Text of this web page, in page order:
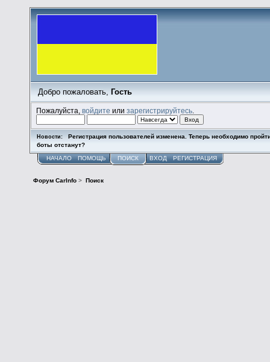
Добро пожаловать, Гость
Пожалуйста,войдите илизарегистрируйтесь
Новости:
Регистрация пользователей изменена. Теперь необходимо
боты отстанут?
НАЧАЛО ПОМОЩЬ ПОИСК ВХОД РЕГИСТРАЦИЯ
Форум CarInfo > Поиск